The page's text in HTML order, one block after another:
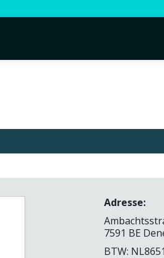
Adresse:
7591 BE
BTW: